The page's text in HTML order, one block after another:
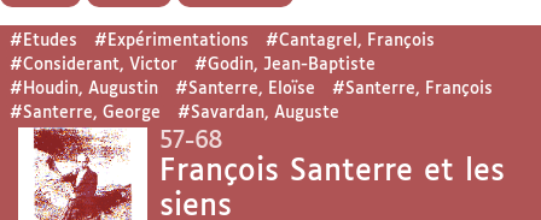
#Etudes #Expérimentations
#Cantagrel, François
#Considerant, Victor
#Godin, Jean-Baptiste
#Houdin, Augustin
#Santerre, Eloïse
#Santerre, François
#Santerre, George
#Savardan, Auguste
57-68
François Santerre et les
siens